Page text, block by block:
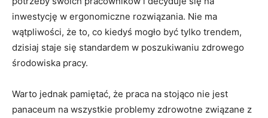
inwestycję w⁣ ergonomiczne rozwiązania. Nie ma
⁣wątpliwości, że to, co kiedyś ⁣mogło być tylko‍ trendem,
dzisiaj staje​ się standardem ‍w poszukiwaniu ‍zdrowego
środowiska pracy.
Warto jednak pamiętać,⁣ że praca na​ stojąco ​nie jest
panaceum na ⁣wszystkie problemy zdrowotne związane z